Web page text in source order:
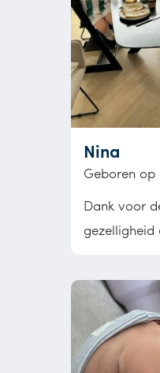
Nina
Geboren
Dank voor
gezelligheid